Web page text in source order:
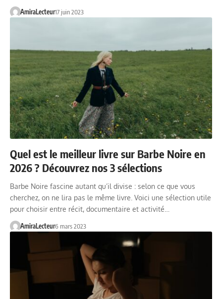
AmiraLecteur17 juin 2023
Quel est le meilleur livre sur Barbe Noire en
2026 ? Découvrez nos 3 sélections
Barbe Noire fascine autant qu’il divise : selon ce que vous
cherchez, on ne lira pas le même livre. Voici une sélection utile
pour choisir entre récit, documentaire et activité…
AmiraLecteur6 mars 2023